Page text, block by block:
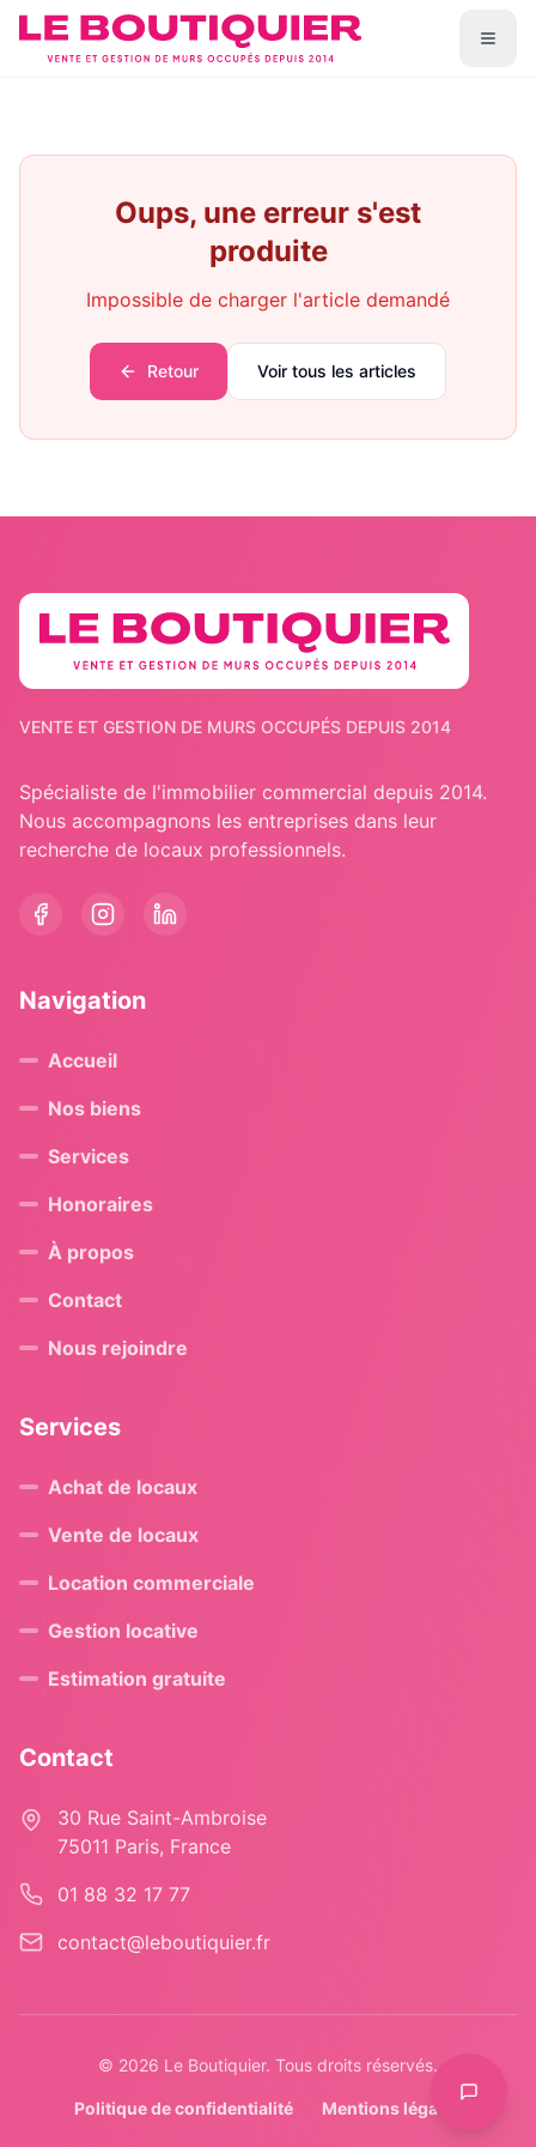
Oups, une erreur s'est
produite
Impossible de charger l'article demandé
Retour Voir tous les articles
VENTE ET GESTION DE MURS OCCUPÉS DEPUIS 2014
Spécialiste de l'immobilier commercial depuis 2014.
Nous accompagnons les entreprises dans leur
recherche de locaux professionnels.
Navigation
Accueil
Nos biens
Services
Honoraires
À propos
Contact
Nous rejoindre
Services
Achat de locaux
Vente de locaux
Location commerciale
Gestion locative
Estimation gratuite
Contact
30 Rue Saint-Ambroise
75011 Paris, France
01 88 32 17 77
contact@leboutiquier.fr
© 2026 Le Boutiquier. Tous droits réservés.
Politique de confidentialité Mentions légales